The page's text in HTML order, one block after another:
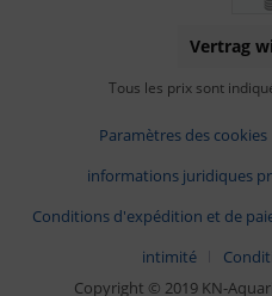
Vertrag
Tous les prix sont
Paramètres des cookies
informations juridiques
Conditions d'expédition et de
intimité
Copyright © 2019 KN-